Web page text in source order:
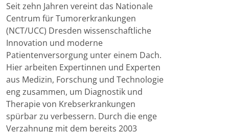
Seit zehn Jahren vereint das Nationale
Centrum für Tumorerkrankungen
(NCT/UCC) Dresden wissenschaftliche
Innovation und moderne
Patientenversorgung unter einem Dach.
Hier arbeiten Expertinnen und Experten
aus Medizin, Forschung und Technologie
eng zusammen, um Diagnostik und
Therapie von Krebserkrankungen
spürbar zu verbessern. Durch die enge
Verzahnung mit dem bereits 2003